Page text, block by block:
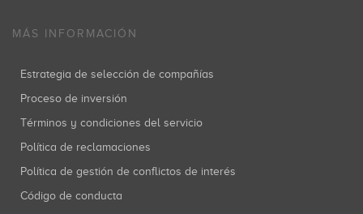
MÁS INFORMACIÓN
Estrategia de selección de compañías
Proceso de inversión
Términos y condiciones del servicio
Política de reclamaciones
Política de gestión de conflictos de interés
Código de conducta